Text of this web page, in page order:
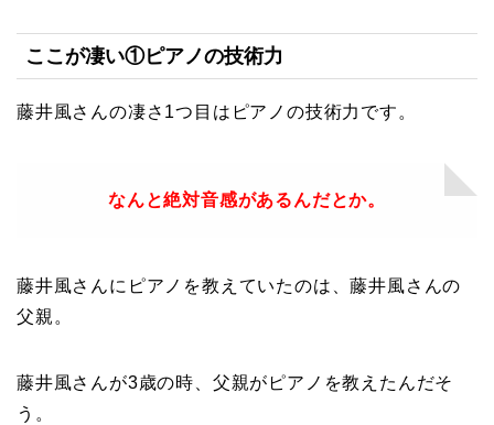
ここが凄い①ピアノの技術力
藤井風さんの凄さ1つ目はピアノの技術力です。
なんと絶対音感があるんだとか。
藤井風さんにピアノを教えていたのは、藤井風さんの
父親。
藤井風さんが3歳の時、父親がピアノを教えたんだそ
う。